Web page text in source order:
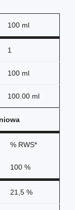
100 ml
1
100 ml
100.00 ml
% RWS*
100 %
21,5 %